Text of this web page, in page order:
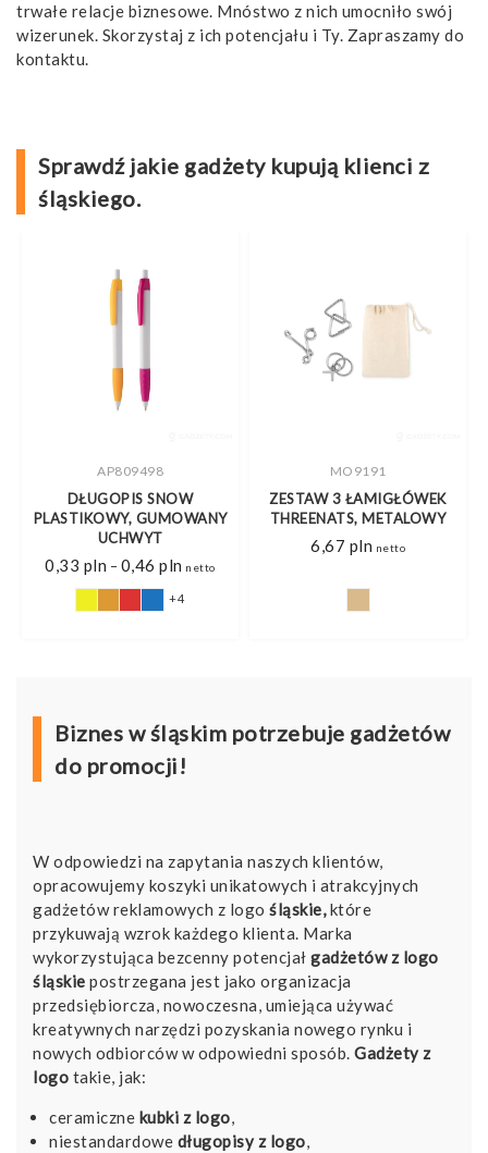
trwałe relacje biznesowe. Mnóstwo z nich umocniło swój
wizerunek. Skorzystaj z ich potencjału i Ty. Zapraszamy do
kontaktu.
Sprawdź jakie gadżety kupują klienci z
śląskiego.
MO9191
ZESTAW 3 ŁAMIGŁÓWEK
THREENATS, METALOWY
6,67pln
AP809333
BRELOK POLO, PLASTIKOWY
W KSZTAŁCIE T-SHIRTU
0,79 pln netto
Biznes w śląskim potrzebuje gadżetów
do promocji!
W odpowiedzi na zapytania naszych klientów,
opracowujemy koszyki unikatowych i atrakcyjnych
gadżetów reklamowych z logo śląskie,które
przykuwają wzrok każdego klienta. Marka
wykorzystująca bezcenny potencjał gadżetów z logo
śląskie postrzegana jest jako organizacja
przedsiębiorcza, nowoczesna, umiejąca używać
kreatywnych narzędzi pozyskania nowego rynku i
nowych odbiorców w odpowiedni sposób. Gadżety z
logo takie, jak:
ceramiczne kubki z logo,
niestandardowe długopisy z logo,